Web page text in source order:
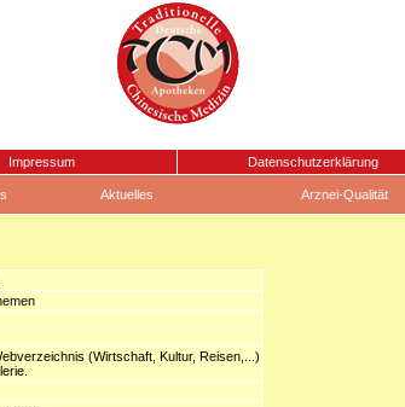
Impressum Datenschutzerklärung
Aktuelles Arznei-Qualität
(Wirtschaft, Kultur, Reisen,...)